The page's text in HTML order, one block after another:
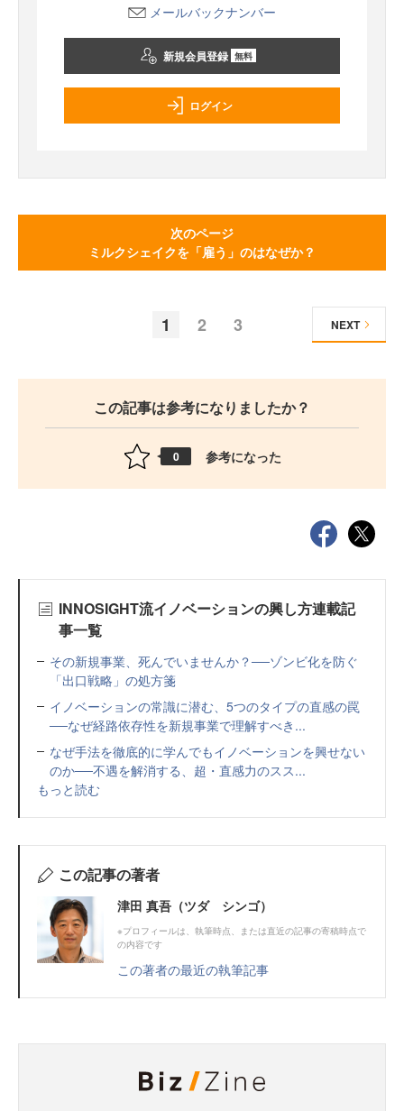
メールバックナンバー
新規会員登録 無料
ログイン
次のページ
ミルクシェイクを「雇う」のはなぜか？
1 2 3 NEXT
この記事は参考になりましたか？
0 参考になった
INNOSIGHT流イノベーションの興し方連載記
事一覧
その新規事業、死んでいませんか？──ゾンビ化を防ぐ
「出口戦略」の処方箋
イノベーションの常識に潜む、5つのタイプの直感の罠
──なぜ経路依存性を新規事業で理解すべき...
なぜ手法を徹底的に学んでもイノベーションを興せない
のか──不遇を解消する、超・直感力のスス...
もっと読む
この記事の著者
津田 真吾（ツダ シンゴ）
※プロフィールは、執筆時点、または直近の記事の寄稿時点で
の内容です
この著者の最近の執筆記事